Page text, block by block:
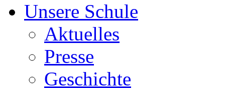
Unsere Schule
Aktuelles
Presse
Geschichte